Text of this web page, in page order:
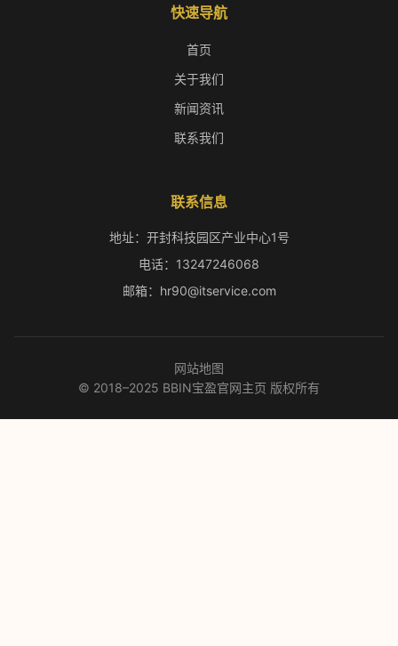
快速导航
首页
关于我们
新闻资讯
联系我们
联系信息
地址：开封科技园区产业中心1号
电话：13247246068
邮箱：hr90@itservice.com
网站地图
© 2018–2025 BBIN宝盈官网主页 版权所有